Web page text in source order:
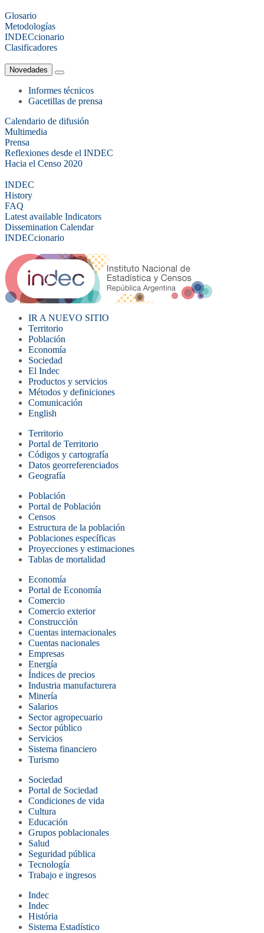
Glosario
Metodologías
INDECcionario
Clasificadores
Novedades
Informes técnicos
Gacetillas de prensa
Calendario de difusión
Multimedia
Prensa
Reflexiones desde el INDEC
Hacia el Censo 2020
INDEC
History
FAQ
Latest available Indicators
Dissemination Calendar
INDECcionario
IR A NUEVO SITIO
Territorio
Población
Economía
Sociedad
El Indec
Productos y servicios
Métodos y definiciones
Comunicación
English
Territorio
Portal de Territorio
Códigos y cartografía
Datos georreferenciados
Geografía
Población
Portal de Población
Censos
Estructura de la población
Poblaciones específicas
Proyecciones y estimaciones
Tablas de mortalidad
Economía
Portal de Economía
Comercio
Comercio exterior
Construcción
Cuentas internacionales
Cuentas nacionales
Empresas
Energía
Índices de precios
Industria manufacturera
Minería
Salarios
Sector agropecuario
Sector público
Servicios
Sistema financiero
Turismo
Sociedad
Portal de Sociedad
Condiciones de vida
Cultura
Educación
Grupos poblacionales
Salud
Seguridad pública
Tecnología
Trabajo e ingresos
Indec
Indec
História
Sistema Estadístico